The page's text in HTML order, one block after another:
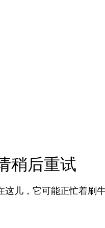
稍后重试
这儿，它可能正忙着刷